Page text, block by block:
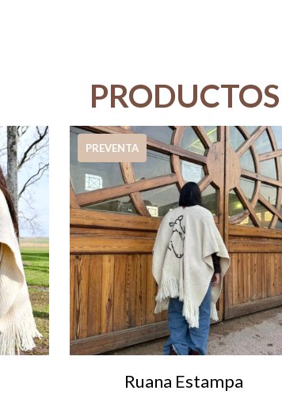
PREVENTA
Ruana Estampa